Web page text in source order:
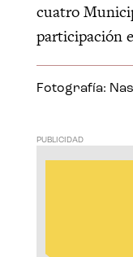
cuatro
participación
Fotografía:
PUBLICIDAD